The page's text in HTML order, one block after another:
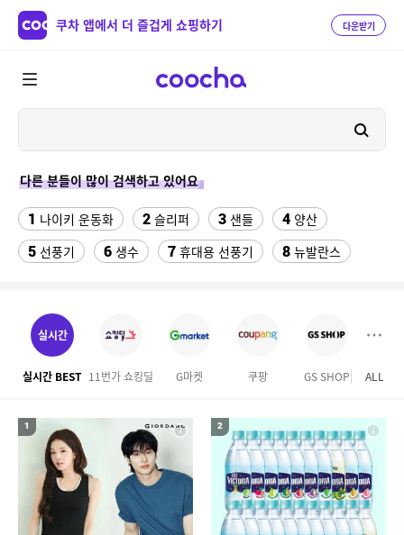
쿠차 앱에서 더 즐겁게 쇼핑하기 다운받기
다른 분들이 많이 검색하고 있어요
1 나이키 운동화 2 슬리퍼 3 샌들 4 양산
5 선풍기 6 생수 7 휴대용 선풍기 8 뉴발란스
12 메가커피
15 쥐포1kg
18 발바닥저주파 마사지기 19 버거킹
여자라인 댄스복롱스커트
ALL
실시간
실시간 BEST 11번가 쇼킹딜 G마켓 쿠팡 GS SHOP
1 2